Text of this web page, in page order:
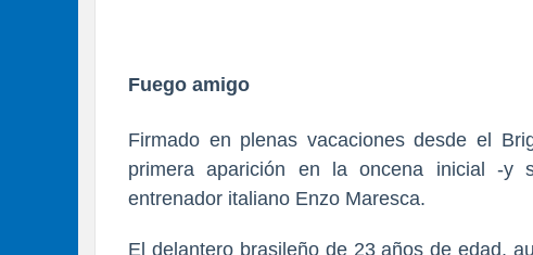
Fuego amigo
Firmado en plenas vacaciones desde el
primera aparición en la oncena inicial -y
entrenador italiano Enzo Maresca.
El delantero brasileño de 23 años de edad,